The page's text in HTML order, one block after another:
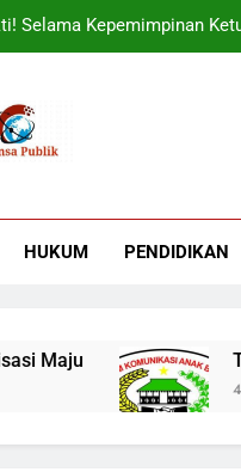
Selama Kepemimpinan
HUKUM PENDIDIKAN
4